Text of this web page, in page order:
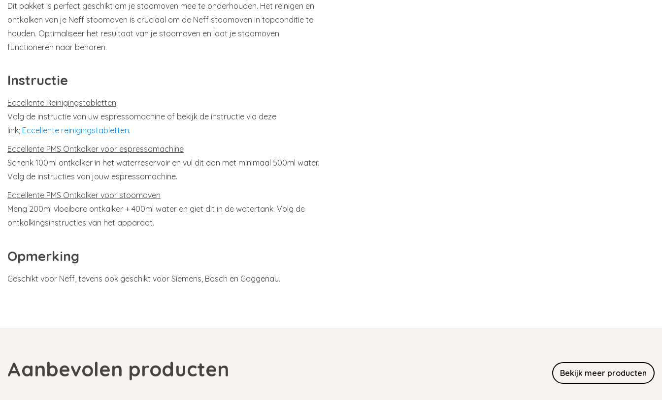
Dit pakket is perfect geschikt om je stoomoven mee te onderhouden. Het reinigen en
ontkalken van je Neff stoomoven is cruciaal om de Neff stoomoven in topconditie te
houden. Optimaliseer het resultaat van je stoomoven en laat je stoomoven
functioneren naar behoren.
Instructie
Eccellente Reinigingstabletten
Volg de instructie van uw espressomachine of bekijk de instructie via deze
link; Eccellente reinigingstabletten.
Eccellente PMS Ontkalker voor espressomachine
Schenk 100ml ontkalker in het waterreservoir en vul dit aan met minimaal 500ml water.
Volg de instructies van jouw espressomachine.
Eccellente PMS Ontkalker voor stoomoven
Meng 200ml vloeibare ontkalker + 400ml water en giet dit in de watertank. Volg de
ontkalkingsinstructies van het apparaat.
Opmerking
Geschikt voor Neff, tevens ook geschikt voor Siemens, Bosch en Gaggenau.
Aanbevolen producten Bekijk meer producten